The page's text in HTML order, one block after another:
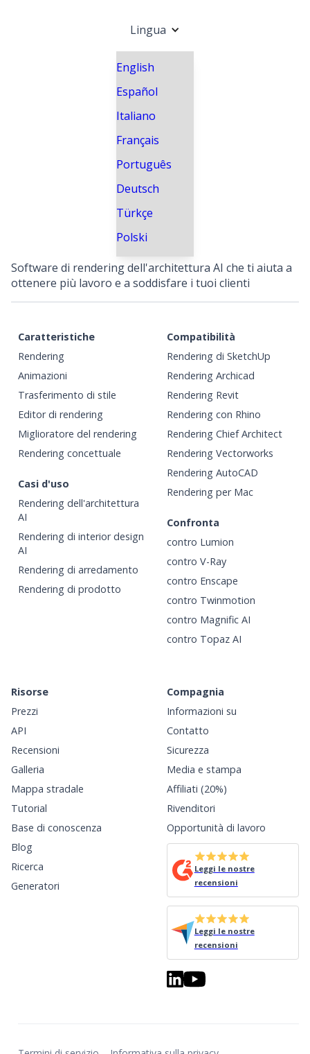
Lingua
English
Español
Italiano
Français
Português
Deutsch
Türkçe
Polski
Software di rendering dell'architettura AI che ti aiuta a
ottenere più lavoro e a soddisfare i tuoi clienti
Caratteristiche
Rendering
Animazioni
Trasferimento di stile
Editor di rendering
Miglioratore del rendering
Rendering concettuale
Casi d'uso
Rendering dell'architettura
AI
Rendering di interior design
AI
Rendering di arredamento
Rendering di prodotto
Compatibilità
Rendering di SketchUp
Rendering Archicad
Rendering Revit
Rendering con Rhino
Rendering Chief Architect
Rendering Vectorworks
Rendering AutoCAD
Rendering per Mac
Confronta
contro Lumion
contro V-Ray
contro Enscape
contro Twinmotion
contro Magnific AI
contro Topaz AI
Risorse
Prezzi
API
Recensioni
Galleria
Mappa stradale
Tutorial
Base di conoscenza
Blog
Ricerca
Generatori
Compagnia
Informazioni su
Contatto
Sicurezza
Media e stampa
Affiliati (20%)
Rivenditori
Opportunità di lavoro
Leggi le nostre
recensioni
Leggi le nostre
recensioni